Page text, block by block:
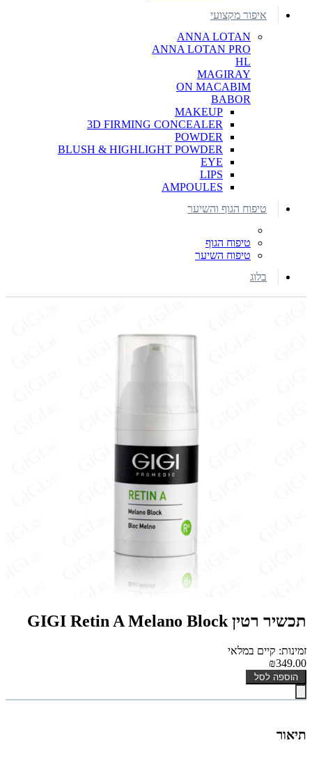
איפור מקצועי
ANNA LOTAN
ANNA LOTAN PRO
HL
MAGIRAY
ON MACABIM
BABOR
MAKEUP
3D FIRMING CONCEALER
POWDER
BLUSH & HIGHLIGHT POWDER
EYE
LIPS
AMPOULES
טיפוח הגוף והשיער
טיפוח הגוף
טיפוח השיער
בלוג
תכשיר רטין GIGI Retin A Melano Block
זמינות: קיים במלאי
₪349.00
הוספה לסל
תיאור